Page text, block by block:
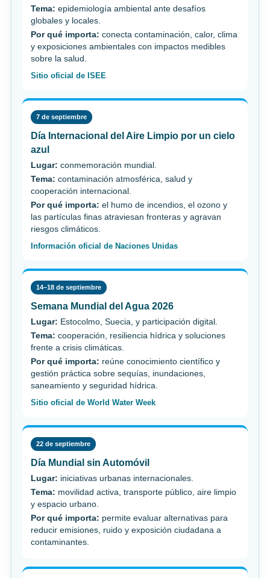
Tema: epidemiología ambiental ante desafíos
globales y locales.
Por qué importa: conecta contaminación, calor, clima
y exposiciones ambientales con impactos medibles
sobre la salud.
Sitio oficial de ISEE
7 de septiembre
Día Internacional del Aire Limpio por un cielo
azul
Lugar: conmemoración mundial.
Tema: contaminación atmosférica, salud y
cooperación internacional.
Por qué importa: el humo de incendios, el ozono y
las partículas finas atraviesan fronteras y agravan
riesgos climáticos.
Información oficial de Naciones Unidas
14–18 de septiembre
Semana Mundial del Agua 2026
Lugar: Estocolmo, Suecia, y participación digital.
Tema: cooperación, resiliencia hídrica y soluciones
frente a crisis climáticas.
Por qué importa: reúne conocimiento científico y
gestión práctica sobre sequías, inundaciones,
saneamiento y seguridad hídrica.
Sitio oficial de World Water Week
22 de septiembre
Día Mundial sin Automóvil
Lugar: iniciativas urbanas internacionales.
Tema: movilidad activa, transporte público, aire limpio
y espacio urbano.
Por qué importa: permite evaluar alternativas para
reducir emisiones, ruido y exposición ciudadana a
contaminantes.